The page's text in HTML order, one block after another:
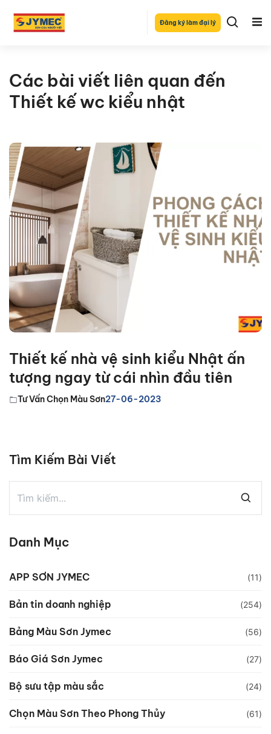
Đăng ký làm đại lý
Các bài viết liên quan đến
Thiết kế wc kiểu nhật
Thiết kế nhà vệ sinh kiểu Nhật ấn
tượng ngay từ cái nhìn đầu tiên
Tư Vấn Chọn Màu Sơn27-06-2023
Tìm Kiếm Bài Viết
Danh Mục
APP SƠN JYMEC (11)
Bản tin doanh nghiệp (254)
Bảng Màu Sơn Jymec (56)
Báo Giá Sơn Jymec (27)
Bộ sưu tập màu sắc (24)
Chọn Màu Sơn Theo Phong Thủy (61)